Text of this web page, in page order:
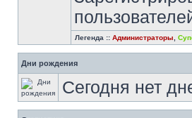
Легенда :: Администраторы
Дни рождения
Сегодня нет